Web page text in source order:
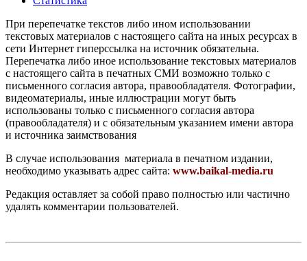
При перепечатке текстов либо ином использовании
текстовых материалов с настоящего сайта на иных ресурсах в
сети Интернет гиперссылка на источник обязательна.
Перепечатка либо иное использование текстовых материалов
с настоящего сайта в печатных СМИ возможно только с
письменного согласия автора, правообладателя. Фотографии,
видеоматериалы, иные иллюстрации могут быть
использованы только с письменного согласия автора
(правообладателя) и с обязательным указанием имени автора
и источника заимствования
В случае использования материала в печатном издании,
необходимо указывать адрес сайта: www.baikal-media.ru
Редакция оставляет за собой право полностью или частично
удалять комментарии пользователей.